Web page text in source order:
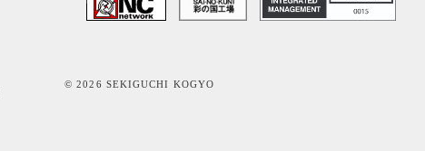
© 2026 SEKIGUCHI KOGYO